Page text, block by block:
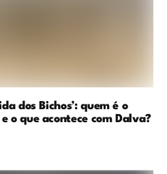
dos Bichos’: quem é o
o que acontece com Dalva?